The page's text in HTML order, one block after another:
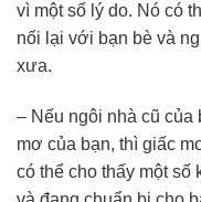
vì một số lý do. Nó có
nối lại với bạn bè và
xưa.
– Nếu ngôi nhà cũ của
mơ của bạn, thì giấc
có thể cho thấy một số